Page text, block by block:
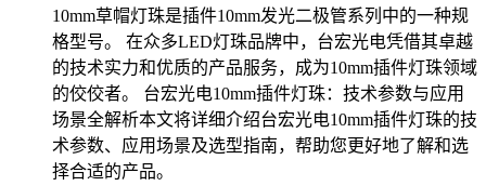
10mm草帽灯珠是插件10mm发光二极管系列中的一种规
格型号。 在众多LED灯珠品牌中，台宏光电凭借其卓越
的技术实力和优质的产品服务，成为10mm插件灯珠领域
的佼佼者。 台宏光电10mm插件灯珠：技术参数与应用
场景全解析本文将详细介绍台宏光电10mm插件灯珠的技
术参数、应用场景及选型指南，帮助您更好地了解和选
择合适的产品。